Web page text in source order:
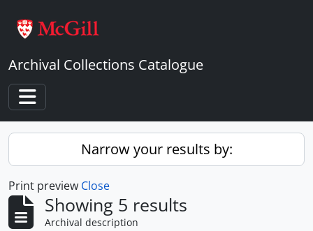
Archival Collections Catalogue
Toggle navigation
Narrow your results by:
Print preview Close
Showing 5 results
Archival description